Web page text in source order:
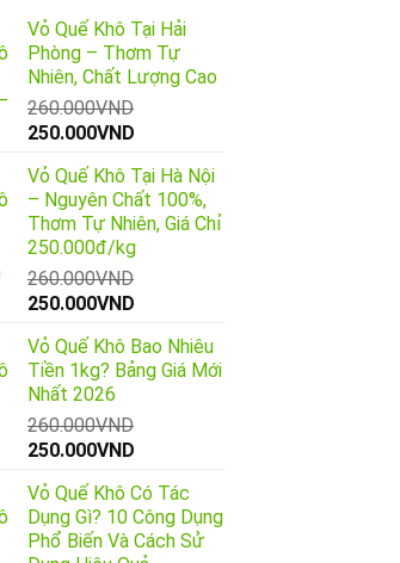
Vỏ Quế Khô Tại Hải
Phòng – Thơm Tự
Nhiên, Chất Lượng Cao
260.000VND
Giá
là:
260.000VND.
250.000VND
tại
là:
250.000VND.
Vỏ Quế Khô Tại Hà Nội
– Nguyên Chất 100%,
Thơm Tự Nhiên, Giá Chỉ
250.000đ/kg
260.000VND
Giá
là:
260.000VND.
250.000VND
tại
là:
Vỏ Quế Khô Bao Nhiêu
Tiền 1kg? Bảng Giá Mới
Nhất 2026
260.000VND
Giá
là:
260.000VND.
250.000VND
tại
là:
250.000VND.
Vỏ Quế Khô Có Tác
Dụng Gì? 10 Công Dụng
Phổ Biến Và Cách Sử